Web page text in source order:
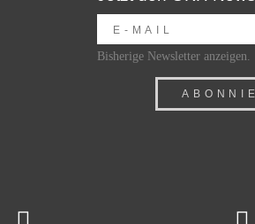
Bisherige Newsletter anzeigen.